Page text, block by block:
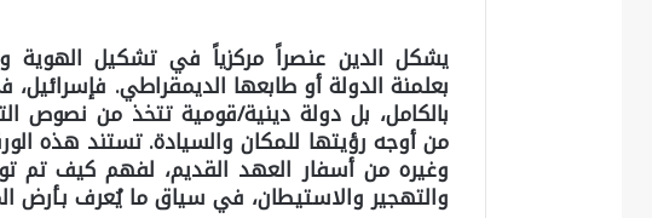
يشكل الدين عنصراً مركزياً في تشكيل الهوية
بعلمنة الدولة أو طابعها الديمقراطي.
بالكامل، بل دولة دينية/قومية تتخذ من نصوص
من أوجه رؤيتها للمكان والسيادة. تستند هذه
وغيره من أسفار العهد القديم، لفهم كيف تم
والتهجير والاستيطان، في سياق ما يُعرف بـأرض